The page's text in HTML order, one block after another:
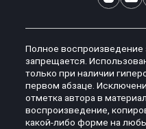
Полное воспроизведение
запрещается.
только при наличии
первом абзаце.
отметка автора в
воспроизведение,
какой-либо форме на